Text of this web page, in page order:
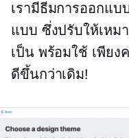
เรามีธีมการออกแ
แบบ ซึ่งปรับให้เหม
เป็น พร้อมใช้ เพียง
ดีขึ้นกว่าเดิม!